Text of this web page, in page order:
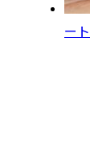
ート